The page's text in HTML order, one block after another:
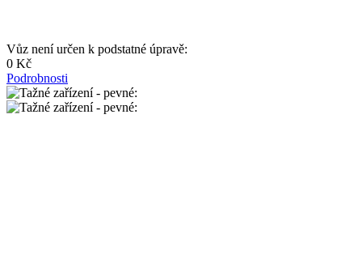
Vůz není určen k podstatné úpravě:
0 Kč
Podrobnosti